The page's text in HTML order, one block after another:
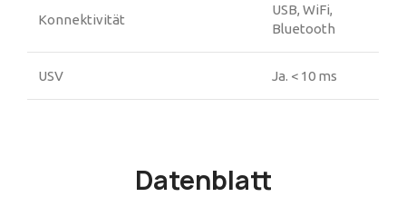
Konnektivität
USB, WiFi,
Bluetooth
USV Ja. < 10 ms
Datenblatt